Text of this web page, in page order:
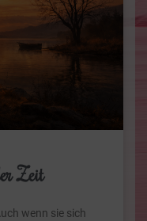
Zeit
wenn sie sich